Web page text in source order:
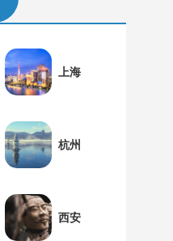
上海
杭州
西安